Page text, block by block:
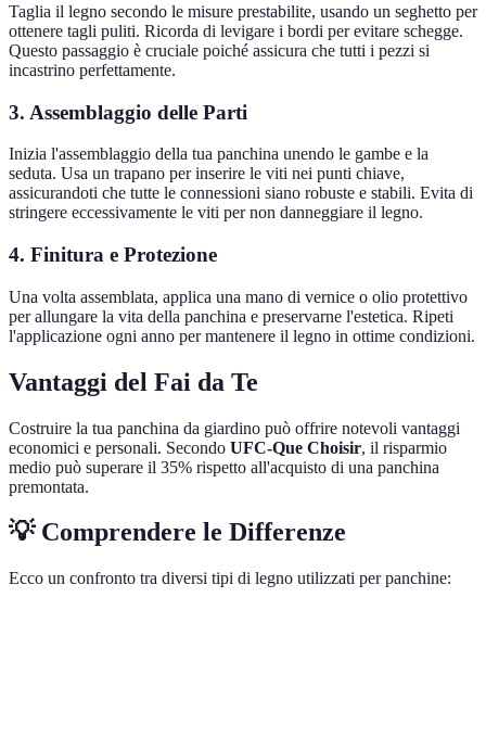
Taglia il legno secondo le misure prestabilite, usando un seghetto per
ottenere tagli puliti. Ricorda di levigare i bordi per evitare schegge.
Questo passaggio è cruciale poiché assicura che tutti i pezzi si
incastrino perfettamente.
3. Assemblaggio delle Parti
Inizia l'assemblaggio della tua panchina unendo le gambe e la
seduta. Usa un trapano per inserire le viti nei punti chiave,
assicurandoti che tutte le connessioni siano robuste e stabili. Evita di
stringere eccessivamente le viti per non danneggiare il legno.
4. Finitura e Protezione
Una volta assemblata, applica una mano di vernice o olio protettivo
per allungare la vita della panchina e preservarne l'estetica. Ripeti
l'applicazione ogni anno per mantenere il legno in ottime condizioni.
Vantaggi del Fai da Te
Costruire la tua panchina da giardino può offrire notevoli vantaggi
economici e personali. Secondo UFC-Que Choisir, il risparmio
medio può superare il 35% rispetto all'acquisto di una panchina
premontata.
💡 Comprendere le Differenze
Ecco un confronto tra diversi tipi di legno utilizzati per panchine: